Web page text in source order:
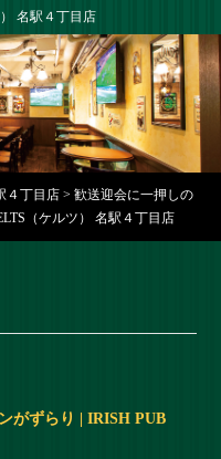
名駅４丁目店
４丁目店 >歓送迎会に一押しの
（ケルツ） 名駅４丁目店
がずらり | IRISH PUB